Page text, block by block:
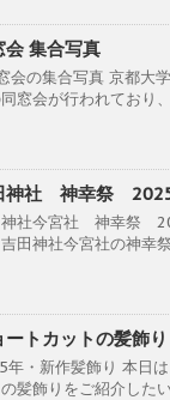
会 集合写真
会の集合写真 京都大
窓会が行われており
神社 神幸祭
社今宮社 神幸祭
田神社今宮社の神幸
ートカットの髪飾り
年・新作髪飾り 本日
髪飾りをご紹介した